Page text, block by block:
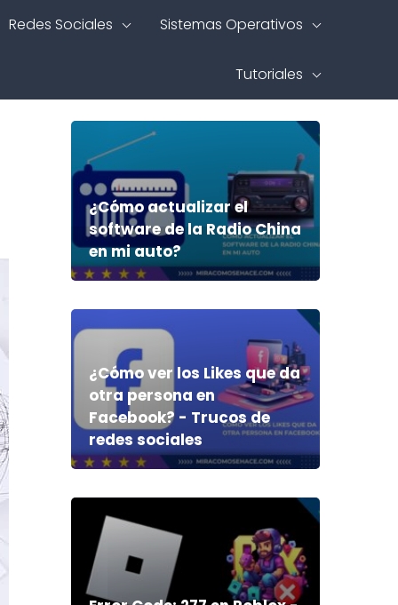
Redes Sociales Sistemas Operativos
Tutoriales
¿Cómo actualizar el
software de la Radio China
en mi auto?
¿Cómo ver los Likes que da
otra persona en
Facebook? - Trucos de
redes sociales